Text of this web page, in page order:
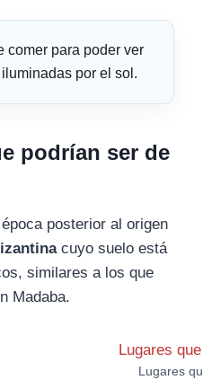
comer para poder ver
por el sol.
podrían ser de
posterior al origen
cuyo suelo está
similares a los que
Madaba.
Lugares